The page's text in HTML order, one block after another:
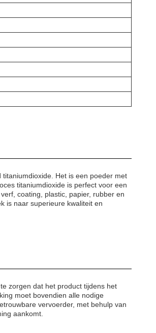
Het is een poeder met
titaniumdioxide is perfect voor een
coating, plastic, papier, rubber en
is naar superieure kwaliteit en
zorgen dat het product tijdens het
moet bovendien alle nodige
vervoerder, met behulp van
aankomt.